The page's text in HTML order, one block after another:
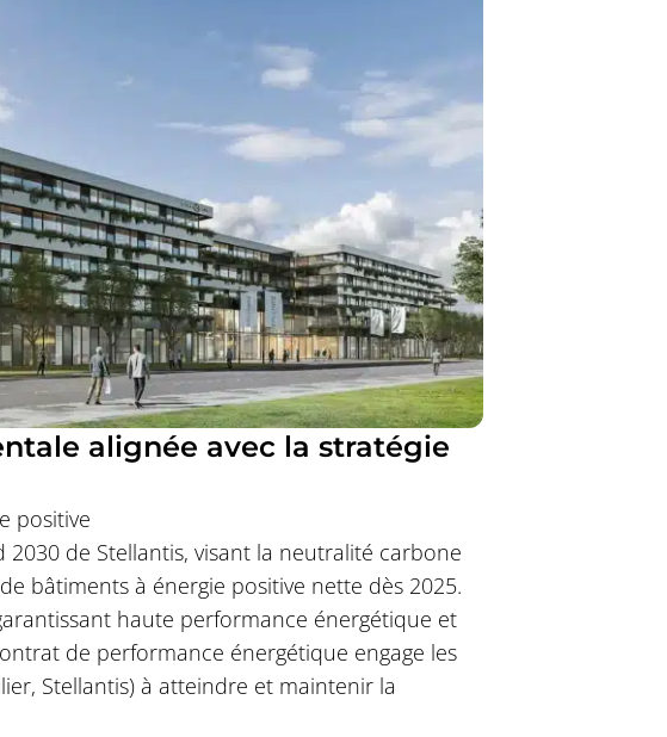
alignée avec la stratégie
positive
de Stellantis, visant la neutralité carbone
bâtiments à énergie positive nette dès 2025.
haute performance énergétique et
de performance énergétique engage les
Stellantis) à atteindre et maintenir la